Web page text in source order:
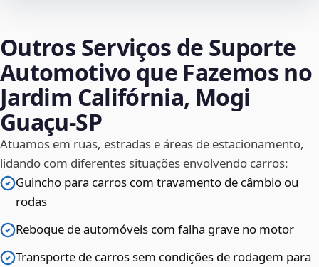
Outros Serviços de Suporte
Automotivo que Fazemos no
Jardim Califórnia, Mogi
Guaçu‑SP
Atuamos em ruas, estradas e áreas de estacionamento,
lidando com diferentes situações envolvendo carros:
Guincho para carros com travamento de câmbio ou
rodas
Reboque de automóveis com falha grave no motor
Transporte de carros sem condições de rodagem para